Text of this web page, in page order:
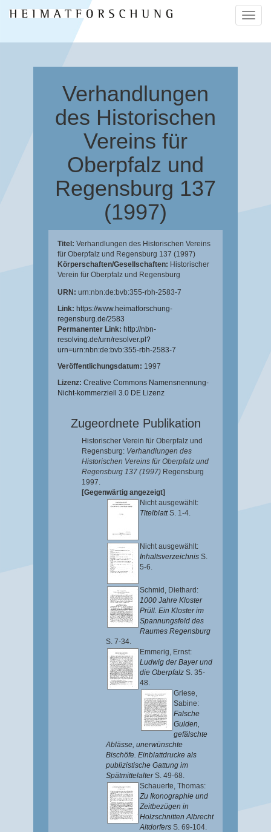
ein-/
Verhandlungen
des Historischen
Vereins für
Oberpfalz und
Regensburg 137
(1997)
Titel: Verhandlungen des Historischen Vereins
für Oberpfalz und Regensburg 137 (1997)
Körperschaften/Gesellschaften: Historischer
Verein für Oberpfalz und Regensburg
URN: urn:nbn:de:bvb:355-rbh-2583-7
Link: https://www.heimatforschung-
regensburg.de/2583
Permanenter Link: http://nbn-
resolving.de/urn/resolver.pl?
urn=urn:nbn:de:bvb:355-rbh-2583-7
Veröffentlichungsdatum: 1997
Lizenz: Creative Commons Namensnennung-
Nicht-kommerziell 3.0 DE Lizenz
Zugeordnete Publikation
Historischer Verein für Oberpfalz und
Regensburg: Verhandlungen des
Historischen Vereins für Oberpfalz und
Regensburg 137 (1997) Regensburg
1997.
[Gegenwärtig angezeigt]
Nicht ausgewählt:
TitelblattS. 1-4.
Nicht ausgewählt:
Inhaltsverzeichnis S.
5-6.
Schmid, Diethard :
1000 Jahre Kloster
Prüll. Ein Kloster im
Spannungsfeld des
Raumes Regensburg
S. 7-34.
Emmerig, Ernst:
Ludwig der Bayer und
die Oberpfalz S. 35-
48.
Griese,
Sabine:
Falsche
Gulden,
gefälschte
Ablässe, unerwünschte
Bischöfe. Einblattdrucke als
publizistische Gattung im
SpätmittelalterS. 49-68.
Schauerte, Thomas:
Zu Ikonographie und
Zeitbezügen in
Holzschnitten Albrecht
Altdorfers S. 69-104.